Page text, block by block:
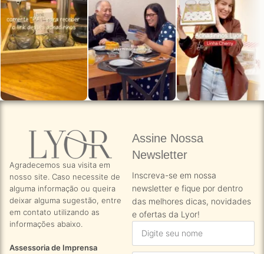
Agradecemos sua visita em
nosso site. Caso necessite de
alguma informação ou queira
deixar alguma sugestão, entre
em contato utilizando as
informações abaixo.
Assessoria de Imprensa
Assine Nossa
Newsletter​
Inscreva-se em nossa
newsletter e fique por dentro
das melhores dicas, novidades
e ofertas da Lyor!